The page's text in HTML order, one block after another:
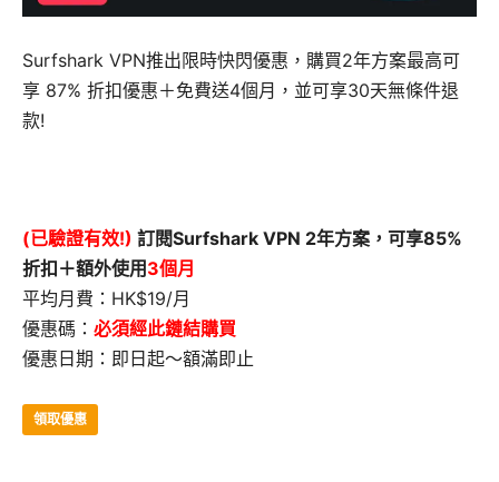
Surfshark VPN推出限時快閃優惠，購買2年方案最高可
享 87% 折扣優惠＋免費送4個月，並可享30天無條件退
款!
(已驗證有效!) 訂閱Surfshark VPN 2年方案，可享85%
折扣＋額外使用 3個月
平均月費：HK$19/月
優惠碼： 必須經此鏈結購買
優惠日期：即日起～額滿即止
領取優惠